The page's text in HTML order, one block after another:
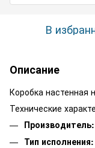
В
Описание
Коробка настенная
Технические
Производитель:
Тип исполнения: